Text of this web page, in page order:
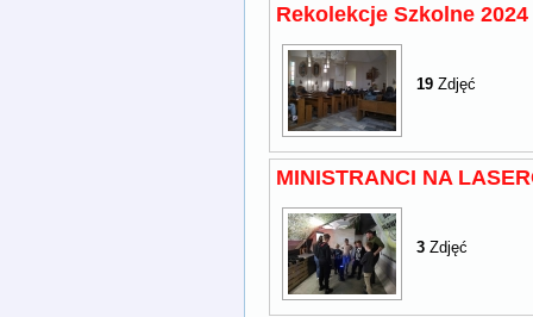
Rekolekcje Szkolne 2024
19 Zdjęć
MINISTRANCI NA
3 Zdjęć